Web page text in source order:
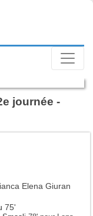
journée -
Elena Giuran
75'